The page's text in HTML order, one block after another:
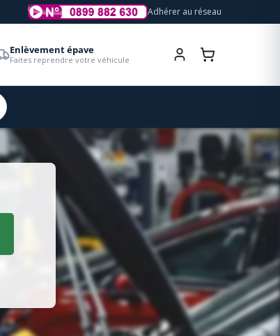
Adhérer au réseau
Enlèvement épave
Faites reprendre votre véhicule